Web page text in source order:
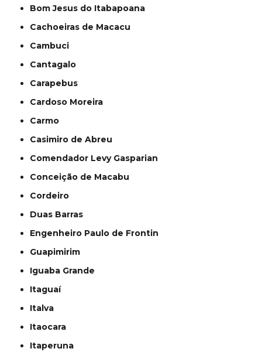
Bom Jesus do Itabapoana
Cachoeiras de Macacu
Cambuci
Cantagalo
Carapebus
Cardoso Moreira
Carmo
Casimiro de Abreu
Comendador Levy Gasparian
Conceição de Macabu
Cordeiro
Duas Barras
Engenheiro Paulo de Frontin
Guapimirim
Iguaba Grande
Itaguaí
Italva
Itaocara
Itaperuna